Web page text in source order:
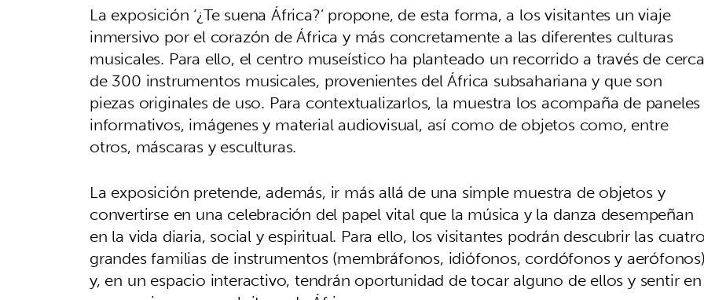
La exposición ‘¿Te suena África?’ propone, de esta forma, a los visitantes un viaje
inmersivo por el corazón de África y más concretamente a las diferentes culturas
musicales. Para ello, el centro museístico ha planteado un recorrido a través de cerca
de 300 instrumentos musicales, provenientes del África subsahariana y que son
piezas originales de uso. Para contextualizarlos, la muestra los acompaña de paneles
informativos, imágenes y material audiovisual, así como de objetos como, entre
otros, máscaras y esculturas.
La exposición pretende, además, ir más allá de una simple muestra de objetos y
convertirse en una celebración del papel vital que la música y la danza desempeñan
en la vida diaria, social y espiritual. Para ello, los visitantes podrán descubrir las
grandes familias de instrumentos (membráfonos, idiófonos, cordófonos y
y, en un espacio interactivo, tendrán oportunidad de tocar alguno de ellos y sentir en